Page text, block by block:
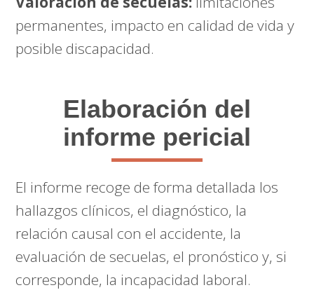
permanentes, impacto en calidad de vida y
posible discapacidad.
Elaboración del
informe pericial
El informe recoge de forma detallada los
hallazgos clínicos, el diagnóstico, la
relación causal con el accidente, la
evaluación de secuelas, el pronóstico y, si
corresponde, la incapacidad laboral.